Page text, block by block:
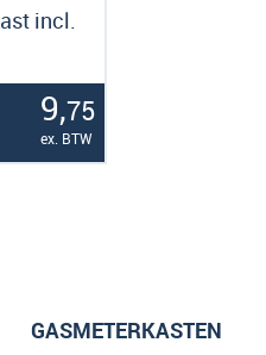
incl.
9,75
ex. BTW
GASMETERKASTEN